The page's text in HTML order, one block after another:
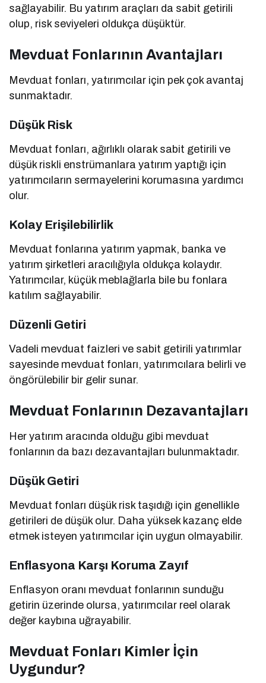
sağlayabilir. Bu yatırım araçları da sabit getirili
olup, risk seviyeleri oldukça düşüktür.
Mevduat Fonlarının Avantajları
Mevduat fonları, yatırımcılar için pek çok avantaj
sunmaktadır.
Düşük Risk
Mevduat fonları, ağırlıklı olarak sabit getirili ve
düşük riskli enstrümanlara yatırım yaptığı için
yatırımcıların sermayelerini korumasına yardımcı
olur.
Kolay Erişilebilirlik
Mevduat fonlarına yatırım yapmak, banka ve
yatırım şirketleri aracılığıyla oldukça kolaydır.
Yatırımcılar, küçük meblağlarla bile bu fonlara
katılım sağlayabilir.
Düzenli Getiri
Vadeli mevduat faizleri ve sabit getirili yatırımlar
sayesinde mevduat fonları, yatırımcılara belirli ve
öngörülebilir bir gelir sunar.
Mevduat Fonlarının Dezavantajları
Her yatırım aracında olduğu gibi mevduat
fonlarının da bazı dezavantajları bulunmaktadır.
Düşük Getiri
Mevduat fonları düşük risk taşıdığı için genellikle
getirileri de düşük olur. Daha yüksek kazanç elde
etmek isteyen yatırımcılar için uygun olmayabilir.
Enflasyona Karşı Koruma Zayıf
Enflasyon oranı mevduat fonlarının sunduğu
getirin üzerinde olursa, yatırımcılar reel olarak
değer kaybına uğrayabilir.
Mevduat Fonları Kimler İçin
Uygundur?